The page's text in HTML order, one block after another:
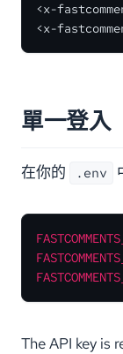
<x-
<x-
單一登入
在你的 .env
The API key is